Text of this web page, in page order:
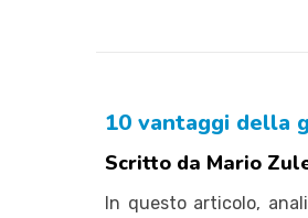
10 vantaggi della
Scritto da Mario
In questo articolo,